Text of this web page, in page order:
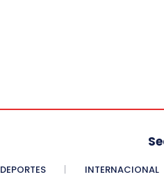
DEPORTES INTERNACIONAL